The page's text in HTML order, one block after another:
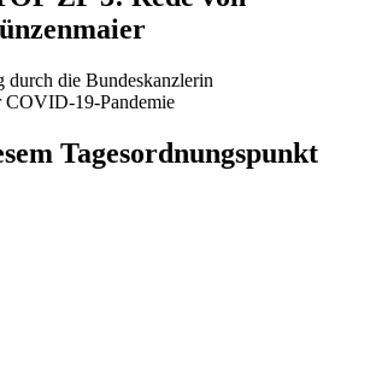
durch die Bundeskanzlerin
COVID-19-Pandemie
Tagesordnungspunkt